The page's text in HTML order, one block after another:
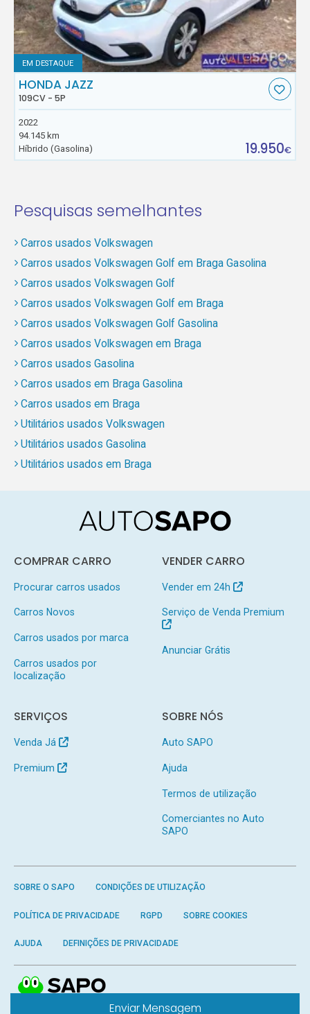
Enviar Mensagem
EM DESTAQUE
HONDA JAZZ
109CV - 5P
2022
94.145 km
Híbrido (Gasolina)
19.950€
Pesquisas semelhantes
Carros usados Volkswagen
Carros usados Volkswagen Golf em Braga Gasolina
Carros usados Volkswagen Golf
Carros usados Volkswagen Golf em Braga
Carros usados Volkswagen Golf Gasolina
Carros usados Volkswagen em Braga
Carros usados Gasolina
Carros usados em Braga Gasolina
Carros usados em Braga
Utilitários usados Volkswagen
Utilitários usados Gasolina
Utilitários usados em Braga
COMPRAR CARRO
Procurar carros usados
Carros Novos
Carros usados por marca
Carros usados por
localização
VENDER CARRO
Vender em 24h
Serviço de Venda Premium
Anunciar Grátis
SERVIÇOS
Venda Já
Premium
SOBRE NÓS
Auto SAPO
Ajuda
Termos de utilização
Comerciantes no Auto
SAPO
SOBRE O SAPO CONDIÇÕES DE UTILIZAÇÃO
POLÍTICA DE PRIVACIDADE RGPD SOBRE COOKIES
AJUDA DEFINIÇÕES DE PRIVACIDADE